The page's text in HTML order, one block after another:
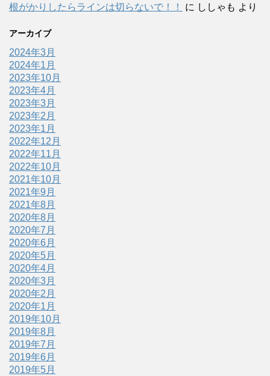
根がかりしたらラインは切らないで！！
に ししゃも より
アーカイブ
2024年3月
2024年1月
2023年10月
2023年4月
2023年3月
2023年2月
2023年1月
2022年12月
2022年11月
2022年10月
2021年10月
2021年9月
2021年8月
2020年8月
2020年7月
2020年6月
2020年5月
2020年4月
2020年3月
2020年2月
2020年1月
2019年10月
2019年8月
2019年7月
2019年6月
2019年5月